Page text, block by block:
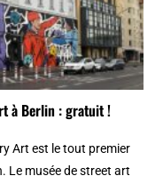
à Berlin : gratuit !
Art est le tout premier
Le musée de street art